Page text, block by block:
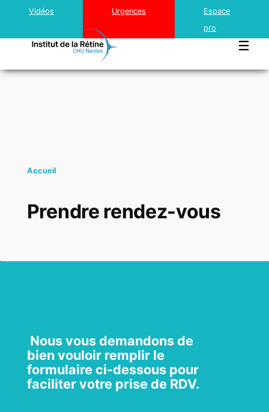
Aller au contenu principal
Traitements innovants
Cataracte
Actualités
Vidéos Urgences
Espace
pro
Accueil
Prendre rendez-vous
Nous vous demandons de
bien vouloir remplir le
formulaire ci-dessous pour
faciliter votre prise de RDV.